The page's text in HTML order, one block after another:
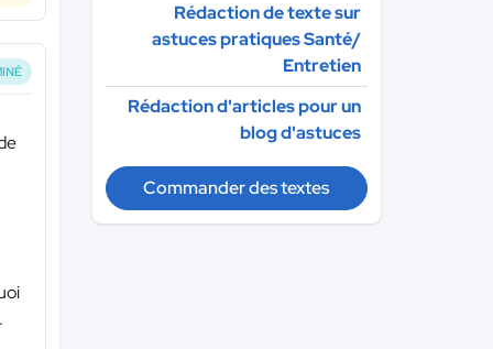
Rédaction de texte sur
astuces pratiques Santé/
Entretien
Rédaction d'articles pour un
blog d'astuces
Commander des textes